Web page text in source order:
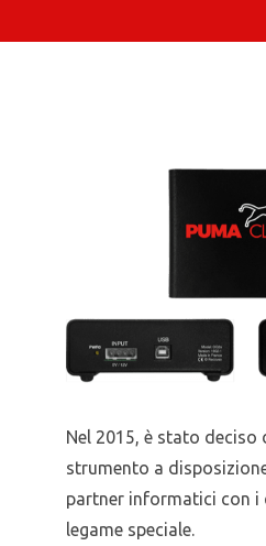
Nel 2015, è stato deciso
strumento a
partner informatici con i
legame speciale.